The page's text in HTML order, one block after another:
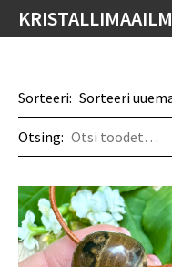
KRISTALLIMAAILM
Sorteeri:
Otsing: